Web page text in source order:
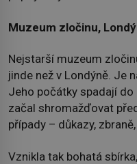
Muzeum zločinu,
Nejstarší muzeum
jinde než v Londýně. Je
Jeho počátky spadají
začal shromažďovat
případy – důkazy,
Vznikla tak bohatá